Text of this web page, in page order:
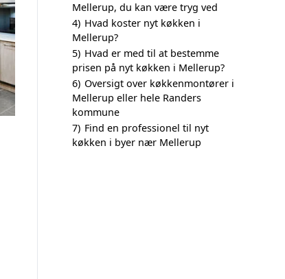
Mellerup, du kan være tryg ved
4) Hvad koster nyt køkken i
Mellerup?
5) Hvad er med til at bestemme
prisen på nyt køkken i Mellerup?
6) Oversigt over køkkenmontører i
Mellerup eller hele Randers
kommune
7) Find en professionel til nyt
køkken i byer nær Mellerup